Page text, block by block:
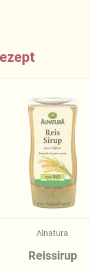
Alnatura
Reissirup